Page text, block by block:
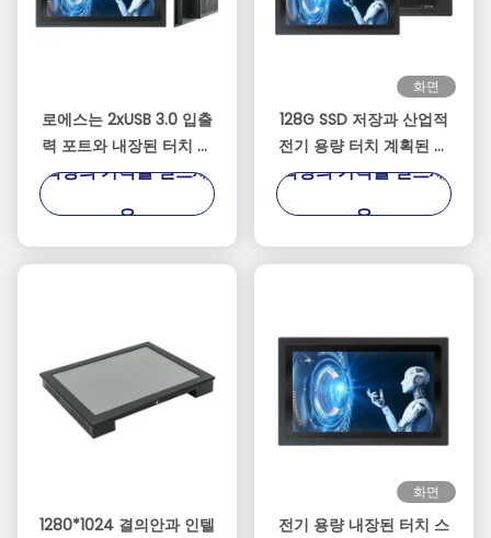
로에스는 2xUSB 3.0 입출
력 포트와 내장된 터치 패
널 PC를 증명했습니다
최상의 가격을 얻으세
요
화면
128G SSD 저장과 산업적
전기 용량 터치 계획된 패
널 PC
최상의 가격을 얻으세
요
1280*1024 결의안과 인텔
화면
전기 용량 내장된 터치 스